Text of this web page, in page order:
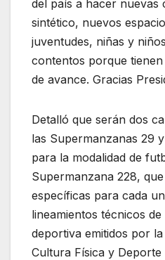
del país a hacer nuevas
sintético, nuevos
juventudes, niñas y
contentos porque
de avance. Gracias
Detalló que serán dos
las Supermanzanas 29
para la modalidad de
Supermanzana 228,
específicas para cada
lineamientos técnicos
deportiva emitidos por
Cultura Física y Deporte